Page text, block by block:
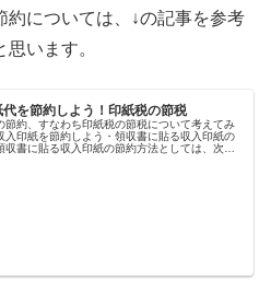
約については、↓の記事を参考
います。
代を節約しよう！印紙税の節税
節約、すなわち印紙税の節税について考えてみ
入印紙を節約しよう・領収書に貼る収入印紙の
収書に貼る収入印紙の節約方法としては、次の3